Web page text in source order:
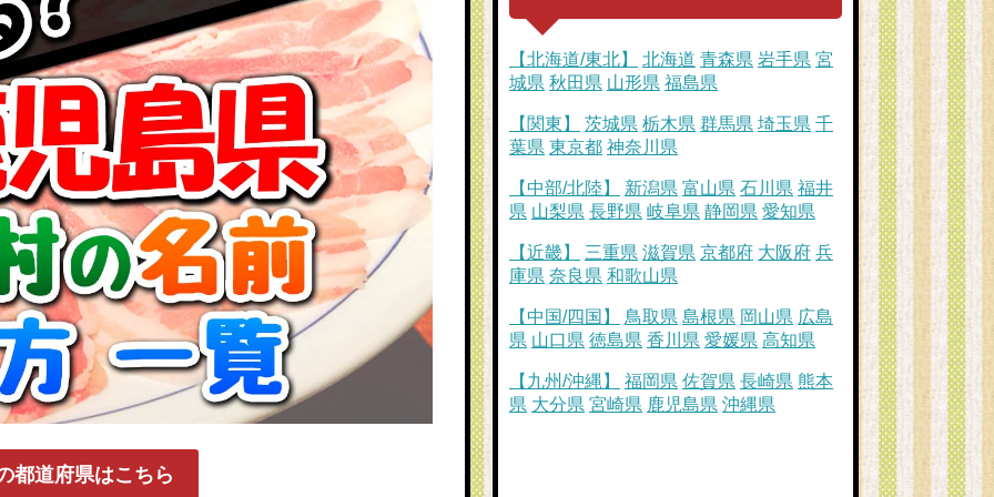
都道府県はこちら
【北海道/東北】 北海道 青森県 岩手県 宮
城県 秋田県 山形県 福島県
【関東】 茨城県 栃木県 群馬県 埼玉県 千
葉県 東京都 神奈川県
【中部/北陸】 新潟県 富山県 石川県 福井
県 山梨県 長野県 岐阜県 静岡県 愛知県
【近畿】 三重県 滋賀県 京都府 大阪府 兵
庫県 奈良県 和歌山県
【中国/四国】 鳥取県 島根県 岡山県 広島
県 山口県 徳島県 香川県 愛媛県 高知県
【九州/沖縄】 福岡県 佐賀県 長崎県 熊本
県 大分県 宮崎県 鹿児島県 沖縄県